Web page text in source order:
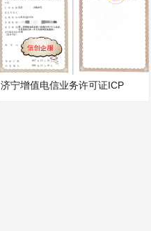
济宁增值电信业务许可证ICP